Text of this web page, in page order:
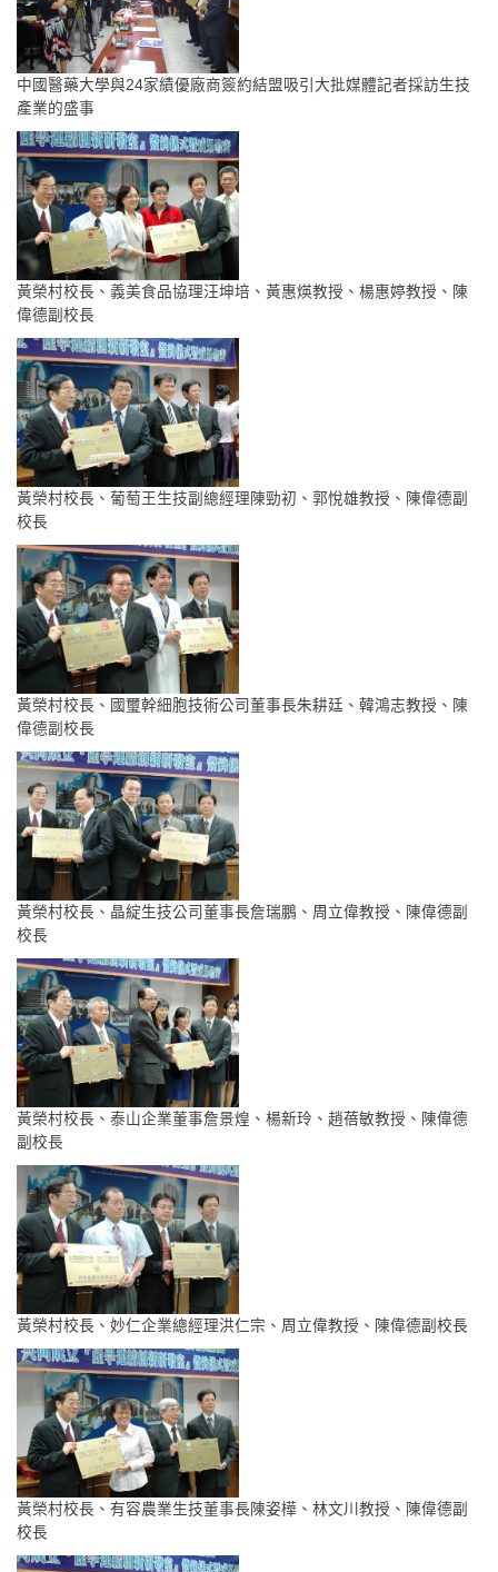
中國醫藥大學與24家績優廠商簽約結盟吸引大批媒體記者採訪生技
產業的盛事
黃榮村校長、義美食品協理汪坤培、黃惠煐教授、楊惠婷教授、陳
偉德副校長
黃榮村校長、葡萄王生技副總經理陳勁初、郭悅雄教授、陳偉德副
校長
黃榮村校長、國璽幹細胞技術公司董事長朱耕廷、韓鴻志教授、陳
偉德副校長
黃榮村校長、晶綻生技公司董事長詹瑞鵬、周立偉教授、陳偉德副
校長
黃榮村校長、泰山企業董事詹景煌、楊新玲、趙蓓敏教授、陳偉德
副校長
黃榮村校長、妙仁企業總經理洪仁宗、周立偉教授、陳偉德副校長
黃榮村校長、有容農業生技董事長陳姿樺、林文川教授、陳偉德副
校長